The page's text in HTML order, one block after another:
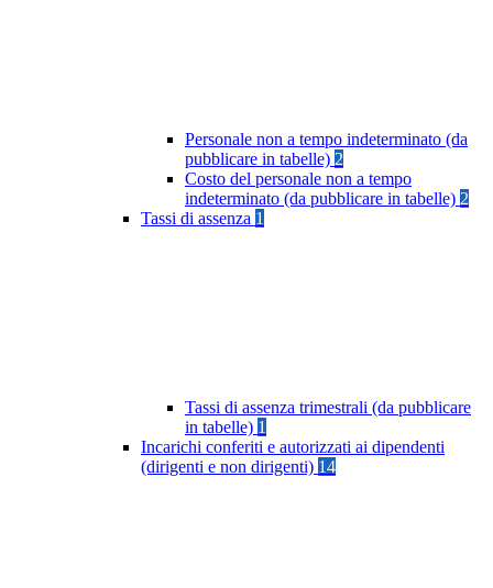
Personale non a tempo indeterminato (da
pubblicare in tabelle) 2
Costo del personale non a tempo
indeterminato (da pubblicare in tabelle) 2
Tassi di assenza 1
Tassi di assenza trimestrali (da pubblicare
in tabelle) 1
Incarichi conferiti e autorizzati ai dipendenti
(dirigenti e non dirigenti) 14